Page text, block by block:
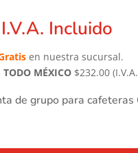
I.V.A. Incluido
en nuestra sucursal.
TODO MÉXICO$232.00
de grupo para cafeteras